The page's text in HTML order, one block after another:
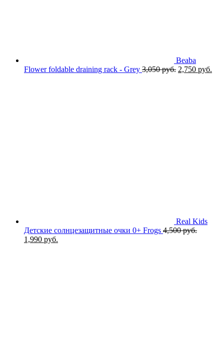
Beaba
Flower foldable draining rack - Grey 3,050руб. 2,750 руб.
Real Kids
Детские солнцезащитные очки 0+ Frogs 4,500руб.
Первоначальная
1,990 руб.